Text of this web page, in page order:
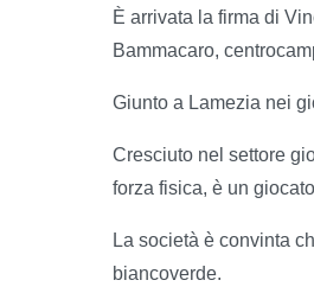
È arrivata la firma di
Bammacaro,
Giunto a Lamezia nei
Cresciuto nel settore
forza fisica, è un
La società è convinta
biancoverde.